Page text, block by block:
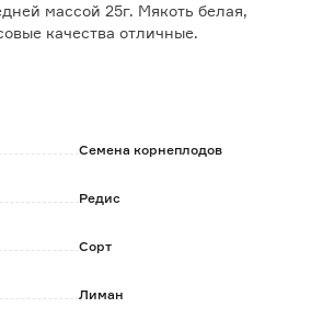
массой 25г. Мякоть белая,
качества отличные.
Семена корнеплодов
Редис
Сорт
Лиман